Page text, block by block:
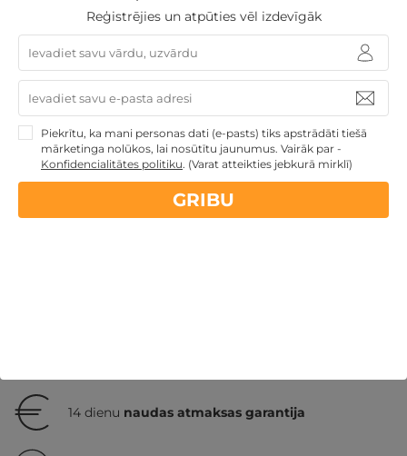
no136€
par nakti
194€ GRIBU
Atpūtai Valentīndienā
Valentīndienas dāvanas
Atpūta maija brīvdienās
Derīgs arī VASARĀ
Dāvanu idejas
14 dienu naudas atmaksas garantija
Reģistrējies un atpūties vēl izdevīgāk
Piekrītu, ka mani personas dati (e-pasts) tiks apstrādāti tiešā
mārketinga nolūkos, lai nosūtītu jaunumus. Vairāk par -
Konfidencialitātes politiku. (Varat atteikties jebkurā mirklī)
GRIBU